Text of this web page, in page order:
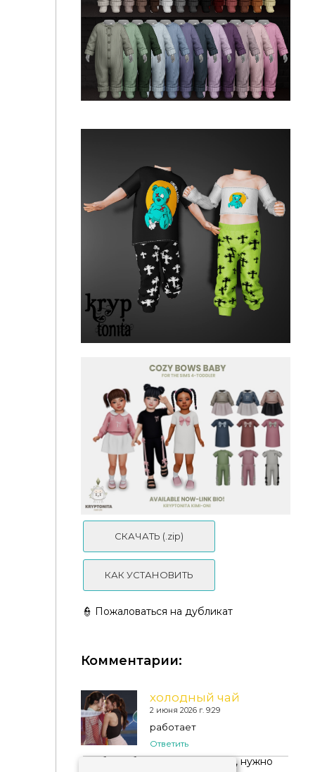
Набор одежды - Home Haven Set For Toddlers
TØMMERAASx Milkemie inf KnitOnesie 205
Kryptonita - January Collection 08
Cozy Bows Baby kryptonita
СКАЧАТЬ (.zip)
КАК УСТАНОВИТЬ
👮 Пожаловаться на дубликат
Комментарии:
холодный чай
2 июня 2026 г. 9:29
работает
Ответить
Чтобы добавить комментарий, нужно